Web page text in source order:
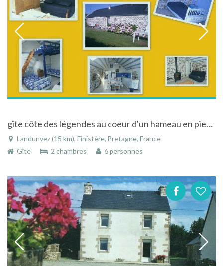
gîte côte des légendes au coeur d'un hameau en pierres , baie de Portsall en finistere,bretagne
Landunvez (15 km), Finistère, Bretagne, France
Gîte
2 chambres 6 personnes